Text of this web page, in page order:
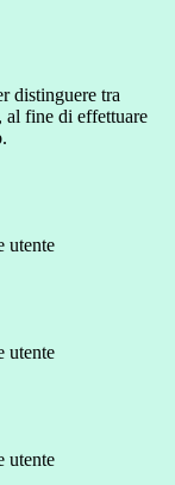
distinguere tra
al fine di effettuare
utente
utente
utente